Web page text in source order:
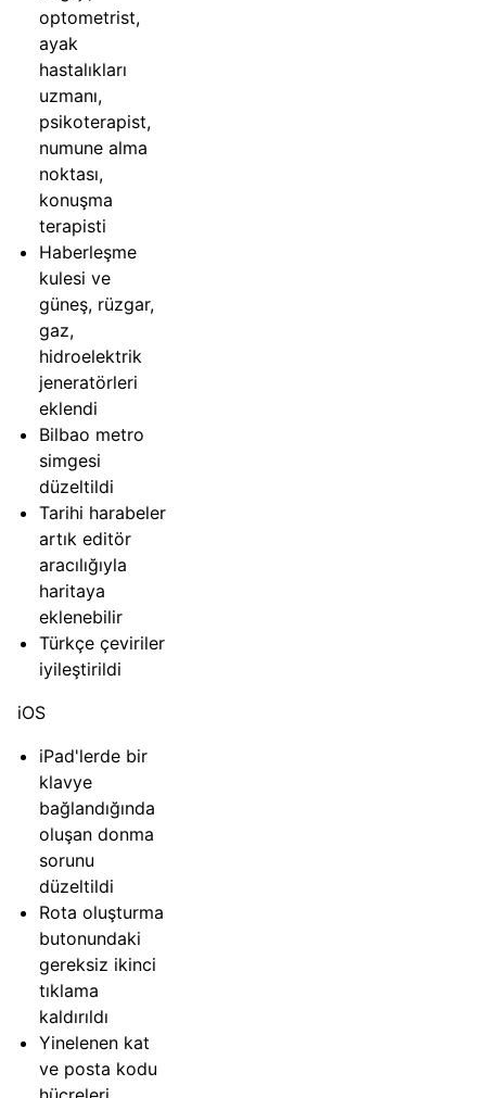
optometrist,
ayak
hastalıkları
uzmanı,
psikoterapist,
numune alma
noktası,
konuşma
terapisti
Haberleşme
kulesi ve
güneş, rüzgar,
gaz,
hidroelektrik
jeneratörleri
eklendi
Bilbao metro
simgesi
düzeltildi
Tarihi harabeler
artık editör
aracılığıyla
haritaya
eklenebilir
Türkçe çeviriler
iyileştirildi
iOS
iPad'lerde bir
klavye
bağlandığında
oluşan donma
sorunu
düzeltildi
Rota oluşturma
butonundaki
gereksiz ikinci
tıklama
kaldırıldı
Yinelenen kat
ve posta kodu